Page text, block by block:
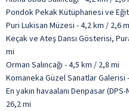
Pondok Pekak Kütüphanesi ve
Puri Lukisan Müzesi - 4,2 km / 2,6
Keçak ve Ateş Dansı Gösterisi,
mi
Orman Salıncağı - 4,5 km / 2,8 mi
Komaneka Güzel Sanatlar Galerisi
En yakın havaalanı Denpasar
26,2 mi